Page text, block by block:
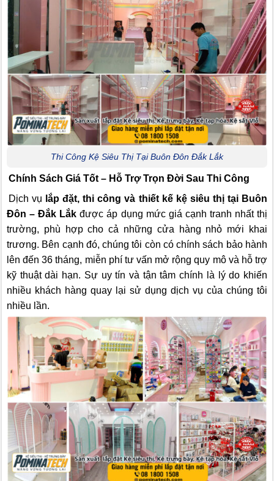
Thi Công Kệ Siêu Thị Tại Buôn Đôn Đắk Lắk
Chính Sách Giá Tốt – Hỗ Trợ Trọn Đời Sau Thi Công
Dịch vụ lắp đặt, thi công và thiết kế kệ siêu thị tại Buôn
Đôn – Đắk Lắk được áp dụng mức giá cạnh tranh nhất thị
trường, phù hợp cho cả những cửa hàng nhỏ mới khai
trương. Bên cạnh đó, chúng tôi còn có chính sách bảo hành
lên đến 36 tháng, miễn phí tư vấn mở rộng quy mô và hỗ trợ
kỹ thuật dài hạn. Sự uy tín và tận tâm chính là lý do khiến
nhiều khách hàng quay lại sử dụng dịch vụ của chúng tôi
nhiều lần.